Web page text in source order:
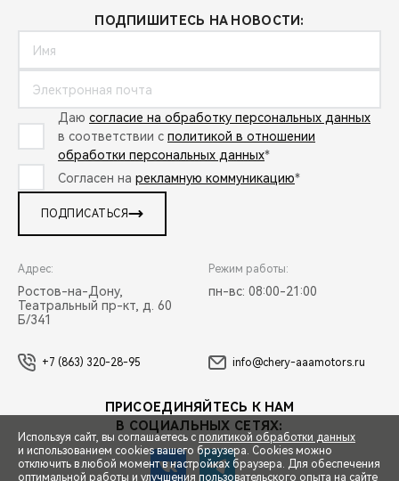
ПОДПИШИТЕСЬ НА НОВОСТИ:
Даю согласие на обработку персональных данных
в соответствии с политикой в отношении
обработки персональных данных*
Согласен на рекламную коммуникацию*
ПОДПИСАТЬСЯ
Адрес:
Ростов-на-Дону,
Театральный пр-кт, д. 60
Б/341
Режим работы:
пн-вс: 08:00-21:00
+7 (863) 320-28-95 info@chery-aaamotors.ru
ПРИСОЕДИНЯЙТЕСЬ К НАМ
В СОЦИАЛЬНЫХ СЕТЯХ:
Используя сайт, вы соглашаетесь с политикой обработки данных
и использованием cookies вашего браузера. Cookies можно
отключить в любой момент в настройках браузера. Для обеспечения
оптимальной работы и улучшения пользовательского опыта на сайте